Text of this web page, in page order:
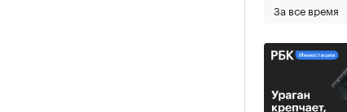
За все время